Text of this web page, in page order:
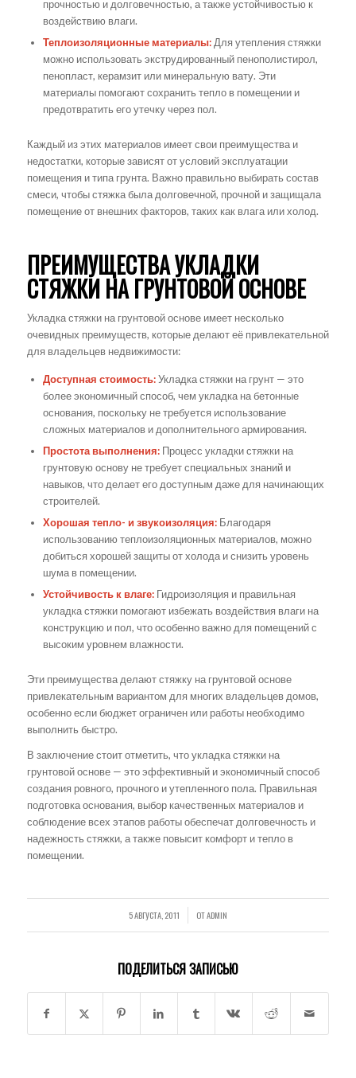
прочностью и долговечностью, а также устойчивостью к
воздействию влаги.
Теплоизоляционные материалы:Для утепления стяжки
можно использовать экструдированный пенополистирол,
пенопласт, керамзит или минеральную вату. Эти
материалы помогают сохранить тепло в помещении и
предотвратить его утечку через пол.
Каждый из этих материалов имеет свои преимущества и
недостатки, которые зависят от условий эксплуатации
помещения и типа грунта. Важно правильно выбирать состав
смеси, чтобы стяжка была долговечной, прочной и защищала
помещение от внешних факторов, таких как влага или холод.
ПРЕИМУЩЕСТВА УКЛАДКИ
СТЯЖКИ НА ГРУНТОВОЙ ОСНОВЕ
Укладка стяжки на грунтовой основе имеет несколько
очевидных преимуществ, которые делают её привлекательной
для владельцев недвижимости:
Доступная стоимость:Укладка стяжки на грунт — это
более экономичный способ, чем укладка на бетонные
основания, поскольку не требуется использование
сложных материалов и дополнительного армирования.
Простота выполнения:Процесс укладки стяжки на
грунтовую основу не требует специальных знаний и
навыков, что делает его доступным даже для начинающих
строителей.
Хорошая тепло- и звукоизоляция:Благодаря
использованию теплоизоляционных материалов, можно
добиться хорошей защиты от холода и снизить уровень
шума в помещении.
Устойчивость к влаге:Гидроизоляция и правильная
укладка стяжки помогают избежать воздействия влаги на
конструкцию и пол, что особенно важно для помещений с
высоким уровнем влажности.
Эти преимущества делают стяжку на грунтовой основе
привлекательным вариантом для многих владельцев домов,
особенно если бюджет ограничен или работы необходимо
выполнить быстро.
В заключение стоит отметить, что укладка стяжки на
грунтовой основе — это эффективный и экономичный способ
создания ровного, прочного и утепленного пола. Правильная
подготовка основания, выбор качественных материалов и
соблюдение всех этапов работы обеспечат долговечность и
надежность стяжки, а также повысит комфорт и тепло в
помещении.
5 АВГУСТА, 2011
/ ОТADMIN
ПОДЕЛИТЬСЯ ЗАПИСЬЮ